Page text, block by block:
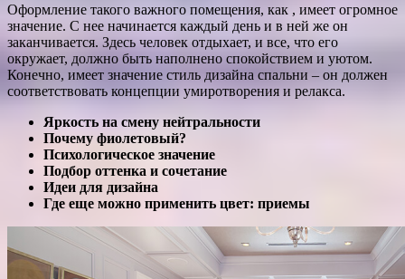
Оформление такого важного помещения, как , имеет огромное
значение. С нее начинается каждый день и в ней же он
заканчивается. Здесь человек отдыхает, и все, что его
окружает, должно быть наполнено спокойствием и уютом.
Конечно, имеет значение стиль дизайна спальни – он должен
соответствовать концепции умиротворения и релакса.
Яркость на смену нейтральности
Почему фиолетовый?
Психологическое значение
Подбор оттенка и сочетание
Идеи для дизайна
Где еще можно применить цвет: приемы